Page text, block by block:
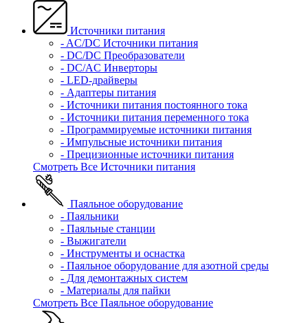
Источники питания
- AC/DC Источники питания
- DC/DC Преобразователи
- DC/AC Инверторы
- LED-драйверы
- Адаптеры питания
- Источники питания постоянного тока
- Источники питания переменного тока
- Программируемые источники питания
- Импульсные источники питания
- Прецизионные источники питания
Смотреть Все Источники питания
Паяльное оборудование
- Паяльники
- Паяльные станции
- Выжигатели
- Инструменты и оснастка
- Паяльное оборудование для азотной среды
- Для демонтажных систем
- Материалы для пайки
Смотреть Все Паяльное оборудование